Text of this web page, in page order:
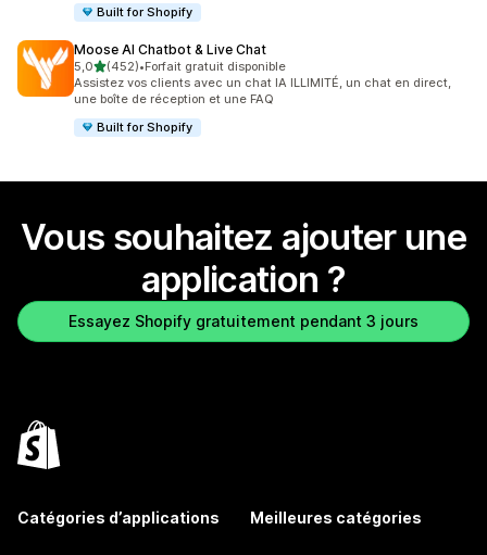
Built for Shopify
Moose AI Chatbot & Live Chat
5,0étoile(s) sur 5
(452)
452 avis au total
•Forfait gratuit disponible
Assistez vos clients avec un chat IA ILLIMITÉ, un chat en direct,
une boîte de réception et une FAQ
Built for Shopify
Vous souhaitez ajouter une
application ?
Essayez Shopify gratuitement pendant 3 jours
Catégories d’applications Meilleures catégories